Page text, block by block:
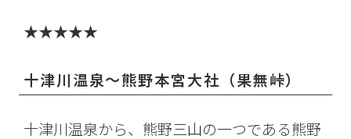
★★★★★
十津川温泉～熊野本宮大社（果無峠）
十津川温泉から、熊野三山の一つである熊野